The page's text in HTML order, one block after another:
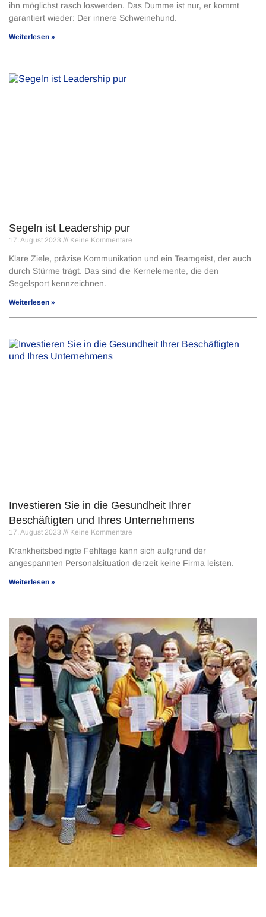
ihn möglichst rasch loswerden. Das Dumme ist nur, er kommt
garantiert wieder: Der innere Schweinehund.
Weiterlesen »
Segeln ist Leadership pur
17. August 2023 Keine Kommentare
Klare Ziele, präzise Kommunikation und ein Teamgeist, der auch
durch Stürme trägt. Das sind die Kernelemente, die den
Segelsport kennzeichnen.
Weiterlesen »
Investieren Sie in die Gesundheit Ihrer
Beschäftigten und Ihres Unternehmens
17. August 2023 Keine Kommentare
Krankheitsbedingte Fehltage kann sich aufgrund der
angespannten Personalsituation derzeit keine Firma leisten.
Weiterlesen »